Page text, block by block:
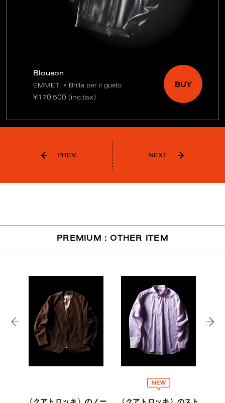
Blouson
EMMETI × Brilla per il gusto
¥170,500 (inc.tax)
BUY
PREV. NEXT
PREMIUM : OTHER ITEM